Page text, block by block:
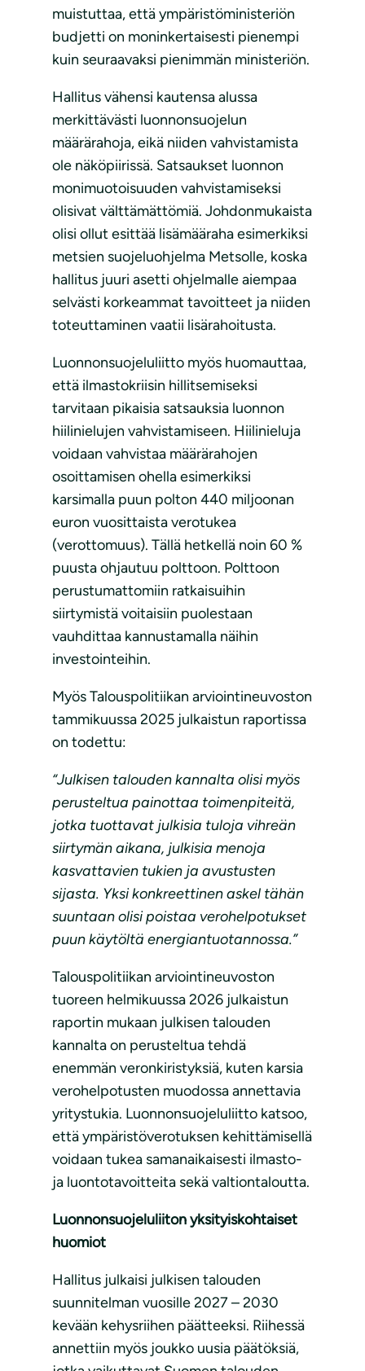
muistuttaa, että ympäristöministeriön
budjetti on moninkertaisesti pienempi
kuin seuraavaksi pienimmän ministeriön.
Hallitus vähensi kautensa alussa
merkittävästi luonnonsuojelun
määrärahoja, eikä niiden vahvistamista
ole näköpiirissä. Satsaukset luonnon
monimuotoisuuden vahvistamiseksi
olisivat välttämättömiä. Johdonmukaista
olisi ollut esittää lisämääraha esimerkiksi
metsien suojeluohjelma Metsolle, koska
hallitus juuri asetti ohjelmalle aiempaa
selvästi korkeammat tavoitteet ja niiden
toteuttaminen vaatii lisärahoitusta.
Luonnonsuojeluliitto myös huomauttaa,
että ilmastokriisin hillitsemiseksi
tarvitaan pikaisia satsauksia luonnon
hiilinielujen vahvistamiseen. Hiilinieluja
voidaan vahvistaa määrärahojen
osoittamisen ohella esimerkiksi
karsimalla puun polton 440 miljoonan
euron vuosittaista verotukea
(verottomuus). Tällä hetkellä noin 60 %
puusta ohjautuu polttoon. Polttoon
perustumattomiin ratkaisuihin
siirtymistä voitaisiin puolestaan
vauhdittaa kannustamalla näihin
investointeihin.
Myös Talouspolitiikan arviointineuvoston
tammikuussa 2025 julkaistun raportissa
on todettu:
“Julkisen talouden kannalta olisi myös
perusteltua painottaa toimenpiteitä,
jotka tuottavat julkisia tuloja vihreän
siirtymän aikana, julkisia menoja
kasvattavien tukien ja avustusten
sijasta. Yksi konkreettinen askel tähän
suuntaan olisi poistaa verohelpotukset
puun käytöltä energiantuotannossa.”
Talouspolitiikan arviointineuvoston
tuoreen helmikuussa 2026 julkaistun
raportin mukaan julkisen talouden
kannalta on perusteltua tehdä
enemmän veronkiristyksiä, kuten karsia
verohelpotusten muodossa annettavia
yritystukia. Luonnonsuojeluliitto katsoo,
että ympäristöverotuksen kehittämisellä
voidaan tukea samanaikaisesti ilmasto-
ja luontotavoitteita sekä valtiontaloutta.
Luonnonsuojeluliiton yksityiskohtaiset
huomiot
Hallitus julkaisi julkisen talouden
suunnitelman vuosille 2027 – 2030
kevään kehysriihen päätteeksi. Riihessä
annettiin myös joukko uusia päätöksiä,